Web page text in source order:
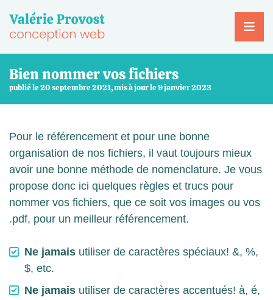
content
Bien nommer vos fichiers
publié le 20 septembre 2021, mis à jour le 9 janvier 2023
Pour le référencement et pour une bonne
organisation de nos fichiers, il vaut toujours mieux
avoir une bonne méthode de nomenclature. Je vous
propose donc ici quelques règles et trucs pour
nommer vos fichiers, que ce soit vos images ou vos
.pdf, pour un meilleur référencement.
Ne jamais utiliser de caractères spéciaux! &, %,
$, etc.
Ne jamais utiliser de caractères accentués! à, é,